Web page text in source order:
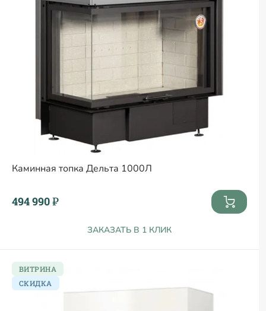
Каминная топка Дельта 1000Л
494 990 ₽
ЗАКАЗАТЬ В 1 КЛИК
ВИТРИНА
СКИДКА